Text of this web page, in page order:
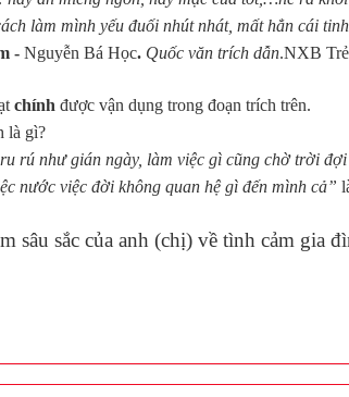
làm mình yếu đuối nhút nhát, mất hẳn cái
- Nguyễn Bá Học. Quốc văn trích dẫn.NXB
chính được vận dụng trong đoạn trích trên.
là gì?
rú như gián ngày, làm việc gì cũng chờ trời
nước việc đời không quan hệ gì đến mình cả”
sâu sắc của anh (chị) về tình cảm gia